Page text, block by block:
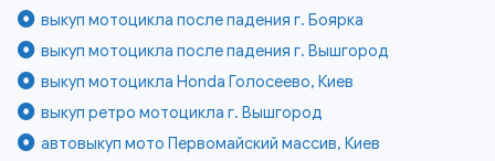
выкуп мотоцикла после падения г. Боярка
выкуп мотоцикла после падения г. Вышгород
выкуп мотоцикла Honda Голосеево, Киев
выкуп ретро мотоцикла г. Вышгород
автовыкуп мото Первомайский массив, Киев